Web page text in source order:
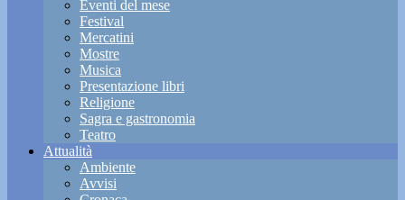
Eventi del mese
Festival
Mercatini
Mostre
Musica
Presentazione libri
Religione
Sagra e gastronomia
Teatro
Attualità
Ambiente
Avvisi